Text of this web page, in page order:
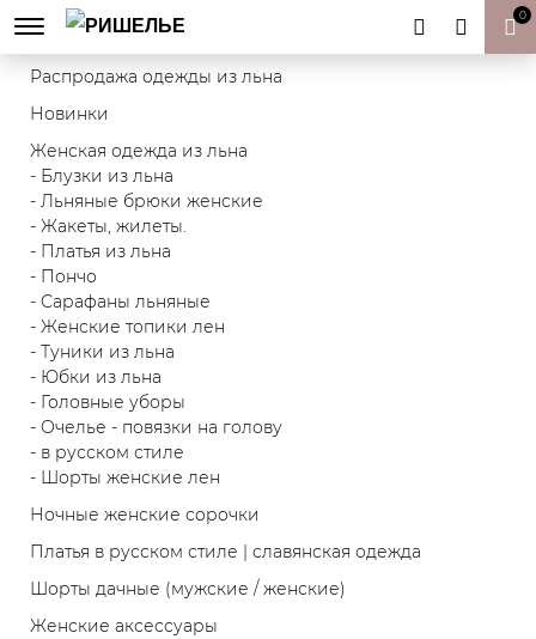
0
Товары к Пасхе | Пасхальный декор
Распродажа одежды из льна
Новинки
Женская одежда из льна
- Блузки из льна
- Льняные брюки женские
- Жакеты, жилеты.
- Платья из льна
- Пончо
- Сарафаны льняные
- Женские топики лен
- Туники из льна
- Юбки из льна
- Головные уборы
- Очелье - повязки на голову
- в русском стиле
- Шорты женские лен
Ночные женские сорочки
Платья в русском стиле | славянская одежда
Шорты дачные (мужские / женские)
Женские аксессуары